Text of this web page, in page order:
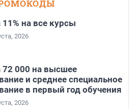
на все курсы
2026
72 000 на высшее
и среднее специальное
в первый год обучения
2026